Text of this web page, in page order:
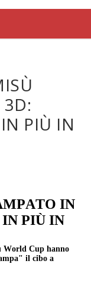
PIÙ IN
IN
PIÙ IN
World Cup hanno
il cibo a